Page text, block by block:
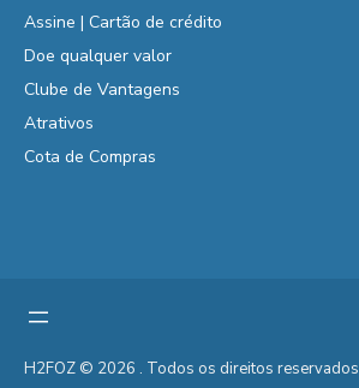
Assine | Cartão de crédito
Doe qualquer valor
Clube de Vantagens
Atrativos
Cota de Compras
H2FOZ © 2026 . Todos os direitos reservados